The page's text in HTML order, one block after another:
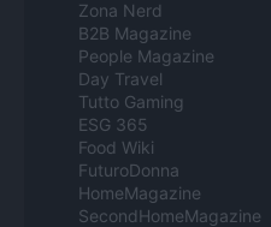
Zona Nerd
B2B Magazine
People Magazine
Day Travel
Tutto Gaming
ESG 365
Food Wiki
FuturoDonna
HomeMagazine
SecondHomeMagazine